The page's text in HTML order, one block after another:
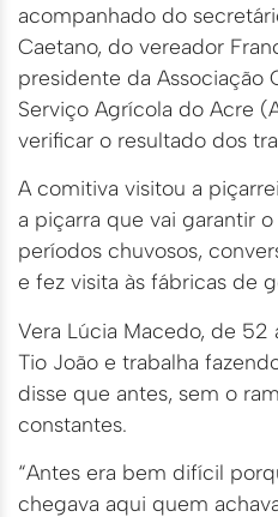
acompanhado do
Caetano, do vereador
presidente da Associação
Serviço Agrícola do Acre
verificar o resultado dos
A comitiva visitou a
a piçarra que vai garantir
períodos chuvosos,
e fez visita às fábricas de
Vera Lúcia Macedo, de
Tio João e trabalha
disse que antes, sem o
constantes.
“Antes era bem difícil
chegava aqui quem